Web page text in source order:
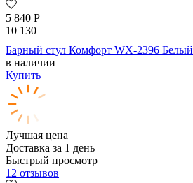
5 840 Р
10 130
Барный стул Комфорт WX-2396 Белый
в наличии
Купить
Лучшая цена
Доставка за 1 день
Быстрый просмотр
12 отзывов